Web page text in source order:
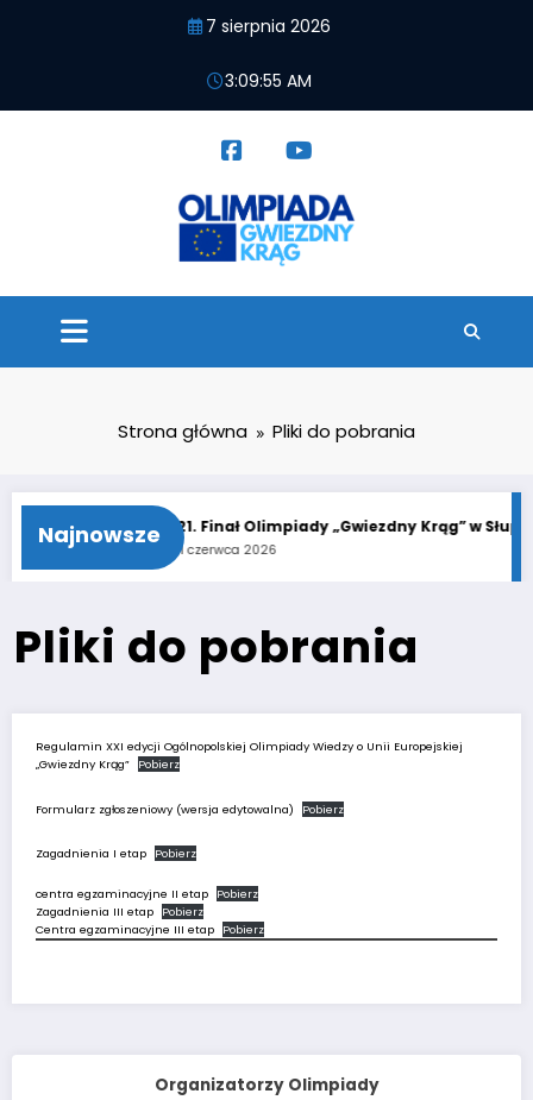
7 sierpnia 2026
3:09:55 AM
Strona główna Pliki do pobrania
Najnowsze
Krąg” 21. Finał Olimpiady „Gwiezdny Krąg” w
11 czerwca 2026
Pliki do pobrania
Regulamin XXI edycji Ogólnopolskiej Olimpiady Wiedzy o Unii Europejskiej
„Gwiezdny Krąg”
Pobierz
Formularz zgłoszeniowy (wersja edytowalna) Pobierz
Zagadnienia I etap Pobierz
centra egzaminacyjne II etap
Pobierz
Zagadnienia III etap
Pobierz
Centra egzaminacyjne III etap
Pobierz
Organizatorzy Olimpiady